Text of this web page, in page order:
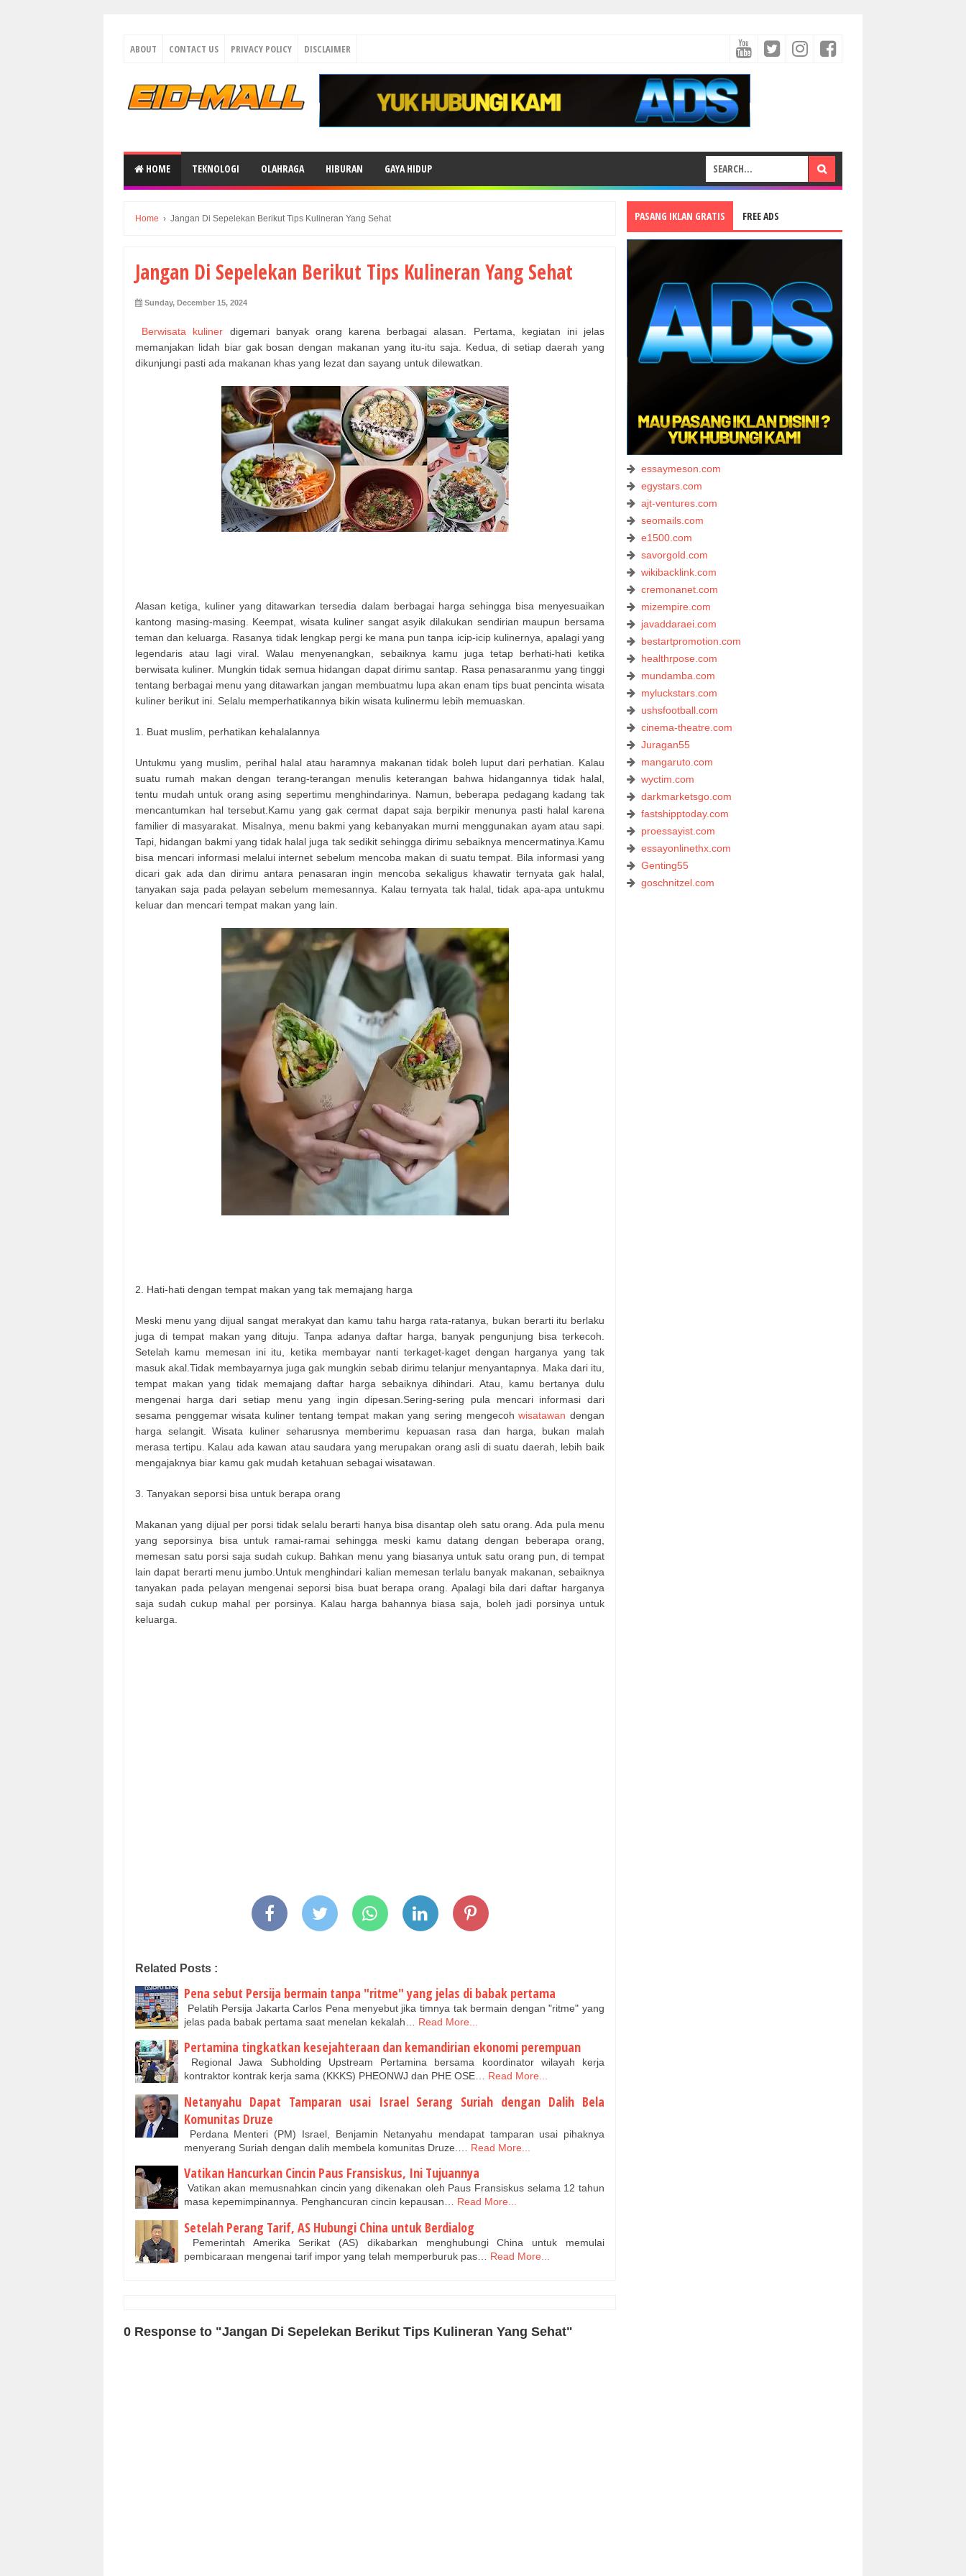
ABOUT CONTACT US PRIVACY POLICY DISCLAIMER
HOME TEKNOLOGI OLAHRAGA HIBURAN GAYA HIDUP
Home › Jangan Di Sepelekan Berikut Tips Kulineran Yang Sehat
Jangan Di Sepelekan Berikut Tips Kulineran Yang Sehat
Sunday, December 15, 2024
Berwisata kuliner digemari banyak orang karena berbagai alasan. Pertama, kegiatan ini jelas
memanjakan lidah biar gak bosan dengan makanan yang itu-itu saja. Kedua, di setiap daerah yang
dikunjungi pasti ada makanan khas yang lezat dan sayang untuk dilewatkan.
Alasan ketiga, kuliner yang ditawarkan tersedia dalam berbagai harga sehingga bisa menyesuaikan
kantong masing-masing. Keempat, wisata kuliner sangat asyik dilakukan sendirian maupun bersama
teman dan keluarga. Rasanya tidak lengkap pergi ke mana pun tanpa icip-icip kulinernya, apalagi yang
legendaris atau lagi viral. Walau menyenangkan, sebaiknya kamu juga tetap berhati-hati ketika
berwisata kuliner. Mungkin tidak semua hidangan dapat dirimu santap. Rasa penasaranmu yang tinggi
tentang berbagai menu yang ditawarkan jangan membuatmu lupa akan enam tips buat pencinta wisata
kuliner berikut ini. Selalu memperhatikannya bikin wisata kulinermu lebih memuaskan.
1. Buat muslim, perhatikan kehalalannya
Untukmu yang muslim, perihal halal atau haramnya makanan tidak boleh luput dari perhatian. Kalau
suatu rumah makan dengan terang-terangan menulis keterangan bahwa hidangannya tidak halal,
tentu mudah untuk orang asing sepertimu menghindarinya. Namun, beberapa pedagang kadang tak
mencantumkan hal tersebut.Kamu yang gak cermat dapat saja berpikir menunya pasti halal karena
familier di masyarakat. Misalnya, menu bakmi yang kebanyakan murni menggunakan ayam atau sapi.
Tapi, hidangan bakmi yang tidak halal juga tak sedikit sehingga dirimu sebaiknya mencermatinya.Kamu
bisa mencari informasi melalui internet sebelum mencoba makan di suatu tempat. Bila informasi yang
dicari gak ada dan dirimu antara penasaran ingin mencoba sekaligus khawatir ternyata gak halal,
tanyakan saja pada pelayan sebelum memesannya. Kalau ternyata tak halal, tidak apa-apa untukmu
keluar dan mencari tempat makan yang lain.
2. Hati-hati dengan tempat makan yang tak memajang harga
Meski menu yang dijual sangat merakyat dan kamu tahu harga rata-ratanya, bukan berarti itu berlaku
juga di tempat makan yang dituju. Tanpa adanya daftar harga, banyak pengunjung bisa terkecoh.
Setelah kamu memesan ini itu, ketika membayar nanti terkaget-kaget dengan harganya yang tak
masuk akal.Tidak membayarnya juga gak mungkin sebab dirimu telanjur menyantapnya. Maka dari itu,
tempat makan yang tidak memajang daftar harga sebaiknya dihindari. Atau, kamu bertanya dulu
mengenai harga dari setiap menu yang ingin dipesan.Sering-sering pula mencari informasi dari
sesama penggemar wisata kuliner tentang tempat makan yang sering mengecoh wisatawan dengan
harga selangit. Wisata kuliner seharusnya memberimu kepuasan rasa dan harga, bukan malah
merasa tertipu. Kalau ada kawan atau saudara yang merupakan orang asli di suatu daerah, lebih baik
mengajaknya biar kamu gak mudah ketahuan sebagai wisatawan.
3. Tanyakan seporsi bisa untuk berapa orang
Makanan yang dijual per porsi tidak selalu berarti hanya bisa disantap oleh satu orang. Ada pula menu
yang seporsinya bisa untuk ramai-ramai sehingga meski kamu datang dengan beberapa orang,
memesan satu porsi saja sudah cukup. Bahkan menu yang biasanya untuk satu orang pun, di tempat
lain dapat berarti menu jumbo.Untuk menghindari kalian memesan terlalu banyak makanan, sebaiknya
tanyakan pada pelayan mengenai seporsi bisa buat berapa orang. Apalagi bila dari daftar harganya
saja sudah cukup mahal per porsinya. Kalau harga bahannya biasa saja, boleh jadi porsinya untuk
keluarga.
Related Posts :
Pena sebut Persija bermain tanpa "ritme" yang jelas di babak pertama
Pelatih Persija Jakarta Carlos Pena menyebut jika timnya tak bermain dengan "ritme" yang
jelas pada babak pertama saat menelan kekalah…
Read More...
Pertamina tingkatkan kesejahteraan dan kemandirian ekonomi perempuan
Regional Jawa Subholding Upstream Pertamina bersama koordinator wilayah kerja
kontraktor kontrak kerja sama (KKKS) PHEONWJ dan PHE OSE… Read More...
Netanyahu Dapat Tamparan usai Israel Serang Suriah dengan Dalih Bela
Komunitas Druze
Perdana Menteri (PM) Israel, Benjamin Netanyahu mendapat tamparan usai pihaknya
menyerang Suriah dengan dalih membela komunitas Druze.…
Read More...
Vatikan Hancurkan Cincin Paus Fransiskus, Ini Tujuannya
Vatikan akan memusnahkan cincin yang dikenakan oleh Paus Fransiskus selama 12 tahun
masa kepemimpinannya. Penghancuran cincin kepausan… Read More...
Setelah Perang Tarif, AS Hubungi China untuk Berdialog
Pemerintah Amerika Serikat (AS) dikabarkan menghubungi China untuk memulai
pembicaraan mengenai tarif impor yang telah memperburuk pas…
Read More...
0 Response to "Jangan Di Sepelekan Berikut Tips Kulineran Yang Sehat"
PASANG IKLAN GRATIS FREE ADS
essaymeson.com
egystars.com
ajt-ventures.com
seomails.com
e1500.com
savorgold.com
wikibacklink.com
cremonanet.com
mizempire.com
javaddaraei.com
bestartpromotion.com
healthrpose.com
mundamba.com
myluckstars.com
ushsfootball.com
cinema-theatre.com
Juragan55
mangaruto.com
wyctim.com
darkmarketsgo.com
fastshipptoday.com
proessayist.com
essayonlinethx.com
Genting55
goschnitzel.com